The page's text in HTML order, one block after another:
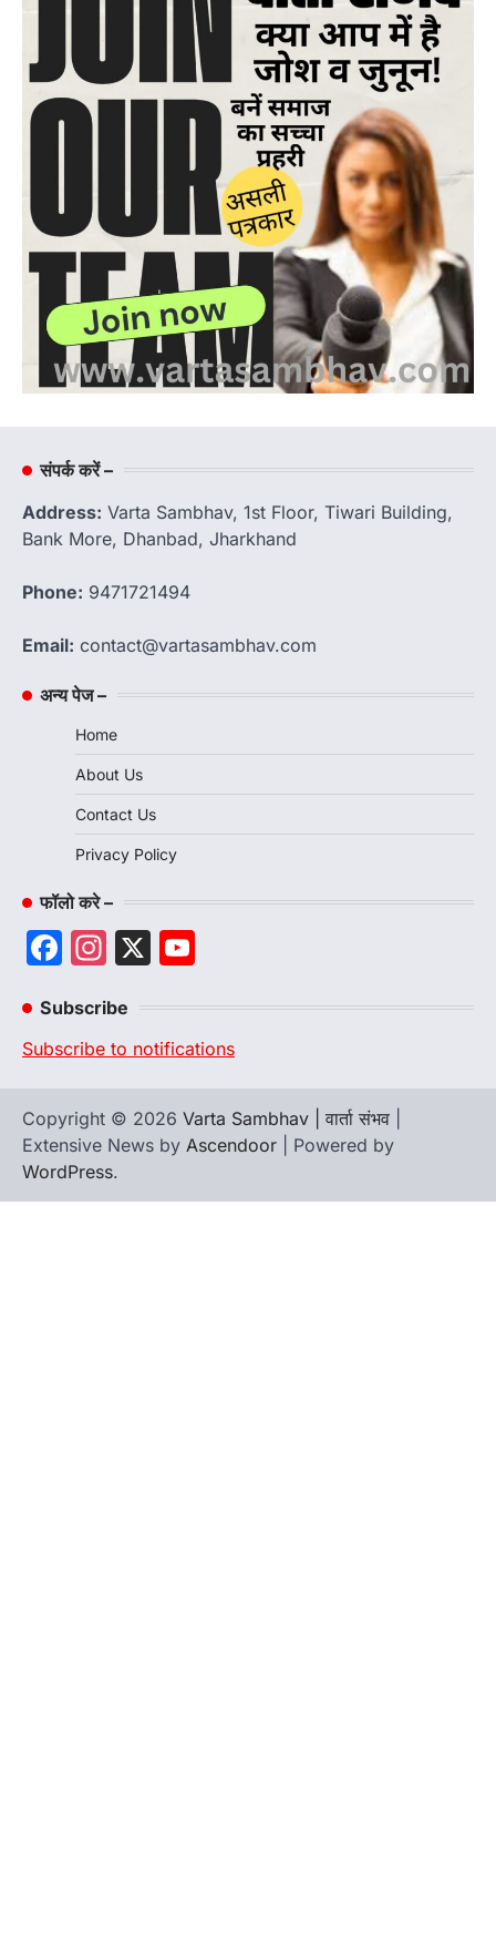
संपर्क करें –
Address: Varta Sambhav, 1st Floor, Tiwari Building,
Bank More, Dhanbad, Jharkhand
Phone: 9471721494
Email: contact@vartasambhav.com
अन्य पेज –
Home
About Us
Contact Us
Privacy Policy
फॉलो करे –
Facebook
Instagram
X
Subscribe
Subscribe to notifications
Copyright © 2026 Varta Sambhav | वार्ता संभव
Extensive News by Ascendoor | Powered by
WordPress.